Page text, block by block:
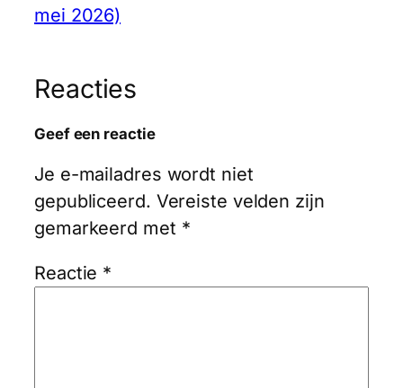
mei 2026)
Reacties
Geef een reactie
Je e-mailadres wordt niet
gepubliceerd. Vereiste velden zijn
gemarkeerd met *
Reactie *